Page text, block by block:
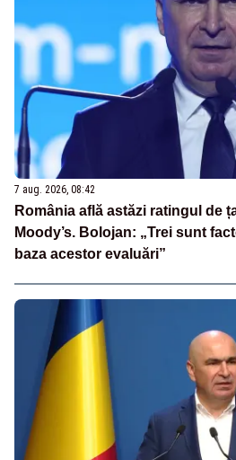
7 aug. 2026, 08:42
România află astăzi ratingul de
Moody’s. Bolojan: „Trei sunt
baza acestor evaluări”